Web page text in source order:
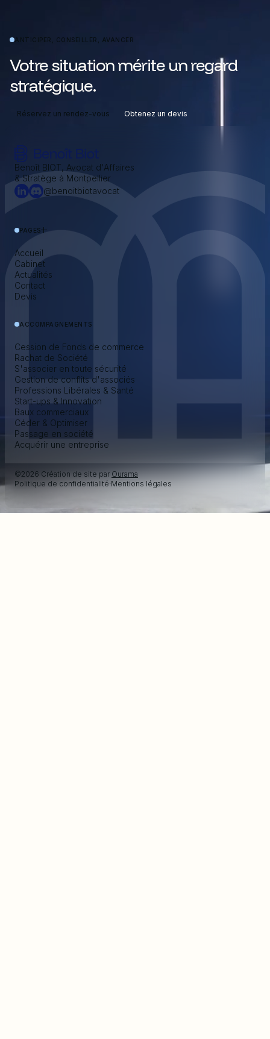
ANTICIPER, CONSEILLER, AVANCER
Votre situation mérite un regard
stratégique.
Réservez un rendez-vous Obtenez un devis
Benoît BIOT, Avocat d'Affaires
& Stratège à Montpellier
@benoitbiotavocat
PAGES
Accueil
Cabinet
Actualités
Contact
Devis
ACCOMPAGNEMENTS
Cession de Fonds de commerce
Rachat de Société
S'associer en toute sécurité
Gestion de conflits d'associés
Professions Libérales & Santé
Start-ups & Innovation
Baux commerciaux
Céder & Optimiser
Passage en société
Acquérir une entreprise
©2026 Création de site par Ourama
Politique de confidentialité·Mentions légales